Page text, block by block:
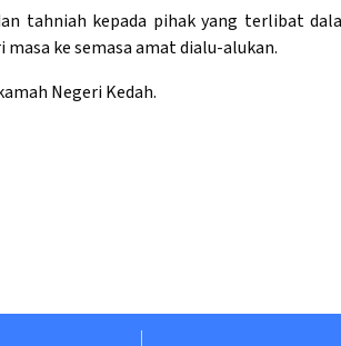
tahniah kepada pihak yang terlibat
ke semasa amat dialu-alukan.
Negeri Kedah.